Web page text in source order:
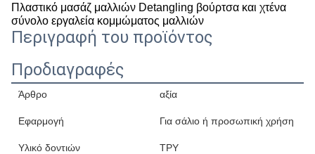
Πλαστικό μασάζ μαλλιών Detangling βούρτσα και χτένα
σύνολο εργαλεία κομμώματος μαλλιών
Περιγραφή του προϊόντος
Προδιαγραφές
Άρθρο αξία
Εφαρμογή Για σάλιο ή προσωπική χρήση
Υλικό δοντιών ΤΡΥ